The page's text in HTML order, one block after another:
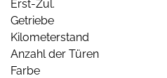
Erst-Zul.
Getriebe
Kilometerstand
Anzahl der Türen
Farbe